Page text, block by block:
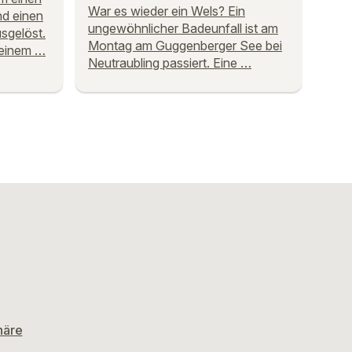
einen
…
War es wieder ein Wels? Ein
ungewöhnlicher Badeunfall ist am
Montag am Guggenberger See bei
Neutraubling passiert. Eine …